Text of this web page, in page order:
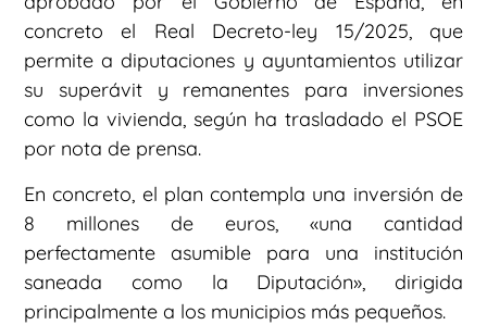
concreto el Real Decreto-ley 15/2025, que
permite a diputaciones y ayuntamientos utilizar
su superávit y remanentes para inversiones
como la vivienda, según ha trasladado el PSOE
por nota de prensa.
En concreto, el plan contempla una inversión de
8 millones de euros, «una cantidad
perfectamente asumible para una institución
saneada como la Diputación», dirigida
principalmente a los municipios más pequeños.